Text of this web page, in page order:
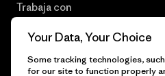
Trabaja con
Your Data, Your Choice
Some tracking technologies,
for our site to function properly